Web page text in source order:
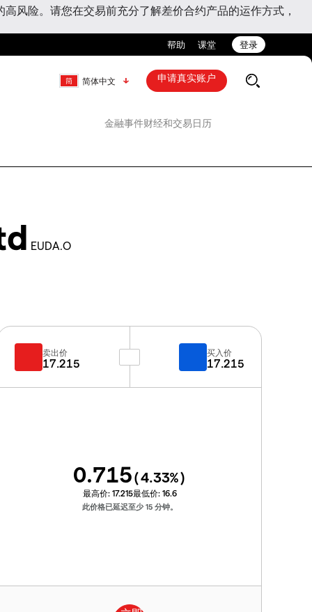
风险。请您在交易前充分了解差价合约产品的运作方式，
帮助 课堂 登录
简体中文 申请真实账户
金融事件财经和交易日历
EUDA.O
卖出价
17.215
买入价
17.215
0.715(4.33%)
最高价: 17.215最低价: 16.6
此价格已延迟至少 15 分钟。